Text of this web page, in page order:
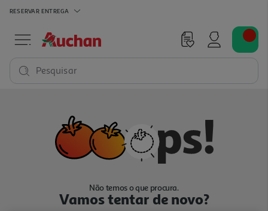
RESERVAR ENTREGA
Pesquisar
Não temos o que procura.
Vamos tentar de novo?